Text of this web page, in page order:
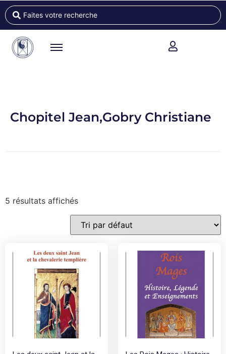
Chopitel Jean,Gobry Christiane
5 résultats affichés